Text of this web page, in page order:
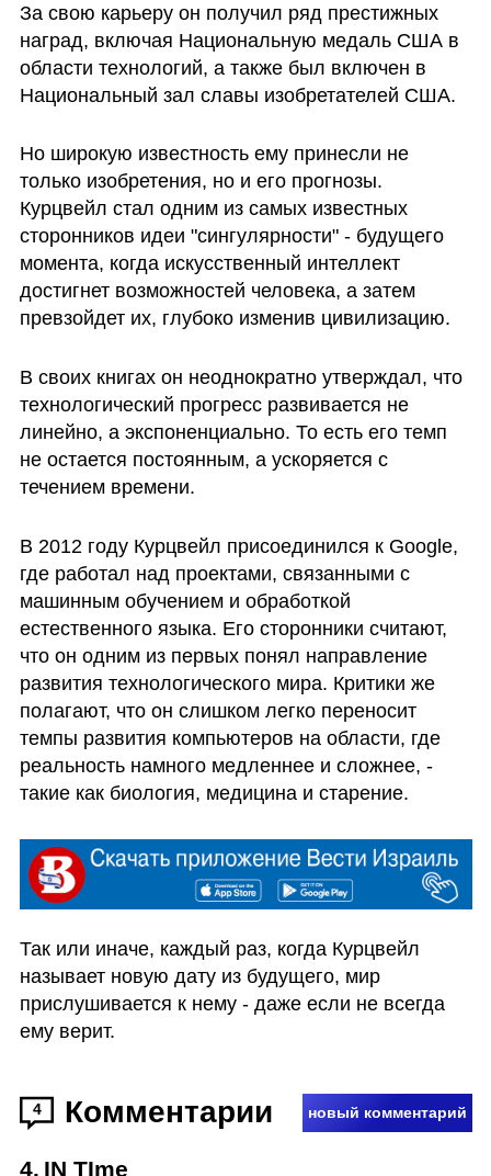
За свою карьеру он получил ряд престижных
наград, включая Национальную медаль США в
области технологий, а также был включен в
Национальный зал славы изобретателей США.
Но широкую известность ему принесли не
только изобретения, но и его прогнозы.
Курцвейл стал одним из самых известных
сторонников идеи "сингулярности" - будущего
момента, когда искусственный интеллект
достигнет возможностей человека, а затем
превзойдет их, глубоко изменив цивилизацию.
В своих книгах он неоднократно утверждал, что
технологический прогресс развивается не
линейно, а экспоненциально. То есть его темп
не остается постоянным, а ускоряется с
течением времени.
В 2012 году Курцвейл присоединился к Google,
где работал над проектами, связанными с
машинным обучением и обработкой
естественного языка. Его сторонники считают,
что он одним из первых понял направление
развития технологического мира. Критики же
полагают, что он слишком легко переносит
темпы развития компьютеров на области, где
реальность намного медленнее и сложнее, -
такие как биология, медицина и старение.
Так или иначе, каждый раз, когда Курцвейл
называет новую дату из будущего, мир
прислушивается к нему - даже если не всегда
ему верит.
4 Комментарии новый комментарий
4. IN TIme